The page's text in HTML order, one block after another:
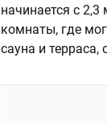
начинается с
комнаты, где
сауна и